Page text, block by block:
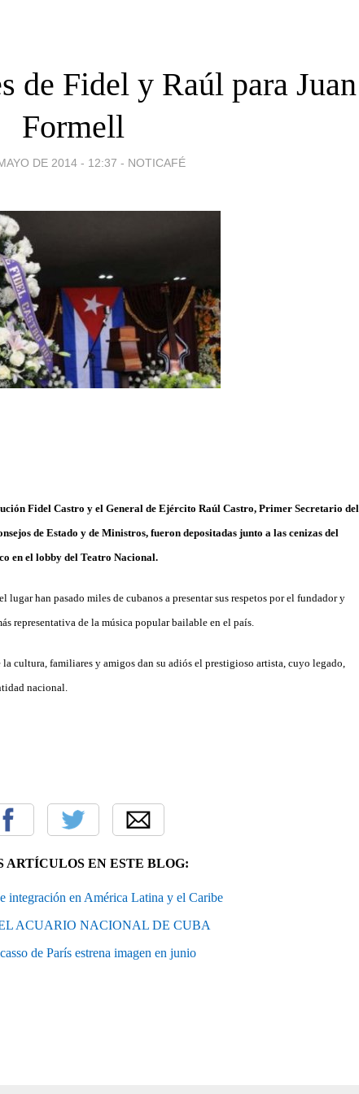
de Fidel y Raúl para Juan
Formell
DE 2014 - 12:37 - NOTICAFÉ
Fidel Castro y el General de Ejército Raúl Castro, Primer Secretario del
de Estado y de Ministros, fueron depositadas junto a las cenizas del
en el lobby del Teatro Nacional.
han pasado miles de cubanos a presentar sus respetos por el fundador y
representativa de la música popular bailable en el país.
cultura, familiares y amigos dan su adiós el prestigioso artista, cuyo legado,
nacional.
ARTÍCULOS EN ESTE BLOG:
integración en América Latina y el Caribe
ACUARIO NACIONAL DE CUBA
de París estrena imagen en junio